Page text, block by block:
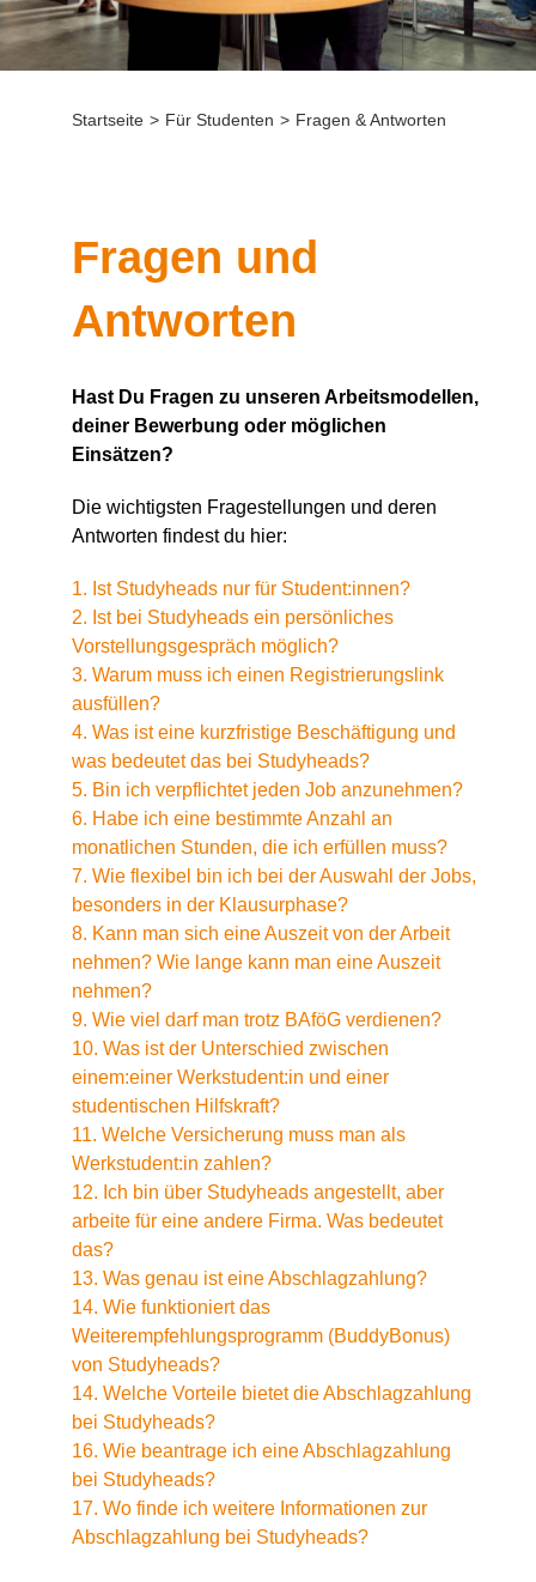
Startseite > Für Studenten > Fragen & Antworten
Fragen und
Antworten
Hast Du Fragen zu unseren Arbeitsmodellen,
deiner Bewerbung oder möglichen
Einsätzen?
Die wichtigsten Fragestellungen und deren
Antworten findest du hier:
1. Ist Studyheads nur für Student:innen?
2. Ist bei Studyheads ein persönliches
Vorstellungsgespräch möglich?
3. Warum muss ich einen Registrierungslink
ausfüllen?
4. Was ist eine kurzfristige Beschäftigung und
was bedeutet das bei Studyheads?
5. Bin ich verpflichtet jeden Job anzunehmen?
6. Habe ich eine bestimmte Anzahl an
monatlichen Stunden, die ich erfüllen muss?
7. Wie flexibel bin ich bei der Auswahl der Jobs,
besonders in der Klausurphase?
8. Kann man sich eine Auszeit von der Arbeit
nehmen? Wie lange kann man eine Auszeit
nehmen?
9. Wie viel darf man trotz BAföG verdienen?
10. Was ist der Unterschied zwischen
einem:einer Werkstudent:in und einer
studentischen Hilfskraft?
11. Welche Versicherung muss man als
Werkstudent:in zahlen?
12. Ich bin über Studyheads angestellt, aber
arbeite für eine andere Firma. Was bedeutet
das?
13. Was genau ist eine Abschlagzahlung?
14. Wie funktioniert das
Weiterempfehlungsprogramm (BuddyBonus)
von Studyheads?
14. Welche Vorteile bietet die Abschlagzahlung
bei Studyheads?
16. Wie beantrage ich eine Abschlagzahlung
bei Studyheads?
17. Wo finde ich weitere Informationen zur
Abschlagzahlung bei Studyheads?